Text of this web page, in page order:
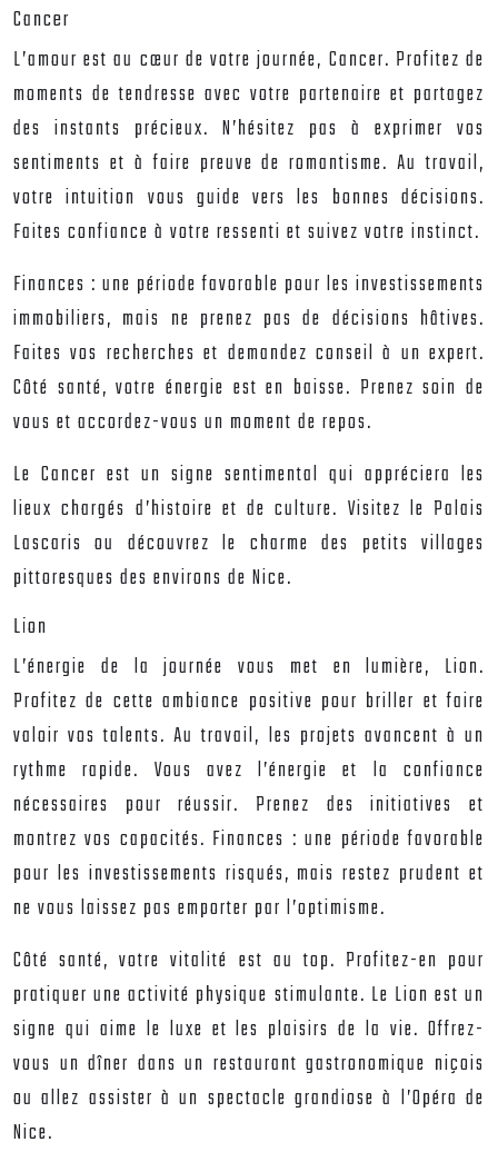
Cancer
L’amour est au cœur de votre journée, Cancer. Profitez de
moments de tendresse avec votre partenaire et partagez
des instants précieux. N’hésitez pas à exprimer vos
sentiments et à faire preuve de romantisme. Au travail,
votre intuition vous guide vers les bonnes décisions.
Faites confiance à votre ressenti et suivez votre instinct.
Finances : une période favorable pour les investissements
immobiliers, mais ne prenez pas de décisions hâtives.
Faites vos recherches et demandez conseil à un expert.
Côté santé, votre énergie est en baisse. Prenez soin de
vous et accordez-vous un moment de repos.
Le Cancer est un signe sentimental qui appréciera les
lieux chargés d’histoire et de culture. Visitez le Palais
Lascaris ou découvrez le charme des petits villages
pittoresques des environs de Nice.
Lion
L’énergie de la journée vous met en lumière, Lion.
Profitez de cette ambiance positive pour briller et faire
valoir vos talents. Au travail, les projets avancent à un
rythme rapide. Vous avez l’énergie et la confiance
nécessaires pour réussir. Prenez des initiatives et
montrez vos capacités. Finances : une période favorable
pour les investissements risqués, mais restez prudent et
ne vous laissez pas emporter par l’optimisme.
Côté santé, votre vitalité est au top. Profitez-en pour
pratiquer une activité physique stimulante. Le Lion est un
signe qui aime le luxe et les plaisirs de la vie. Offrez-
vous un dîner dans un restaurant gastronomique niçois
ou allez assister à un spectacle grandiose à l’Opéra de
Nice.